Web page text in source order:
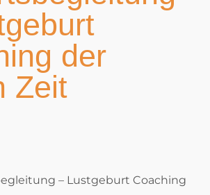
der
Zeit
– Lustgeburt Coaching